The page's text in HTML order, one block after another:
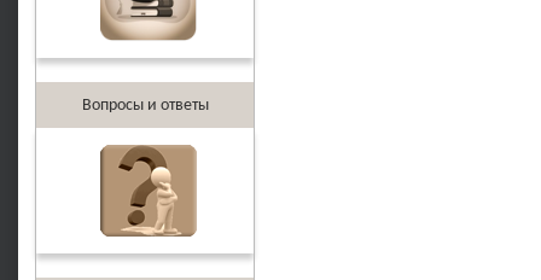
Вопросы и ответы